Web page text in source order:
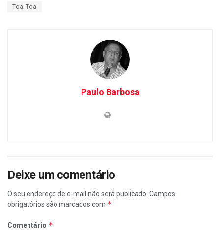
Toa Toa
Paulo Barbosa
Deixe um comentário
O seu endereço de e-mail não será publicado. Campos
obrigatórios são marcados com *
Comentário *